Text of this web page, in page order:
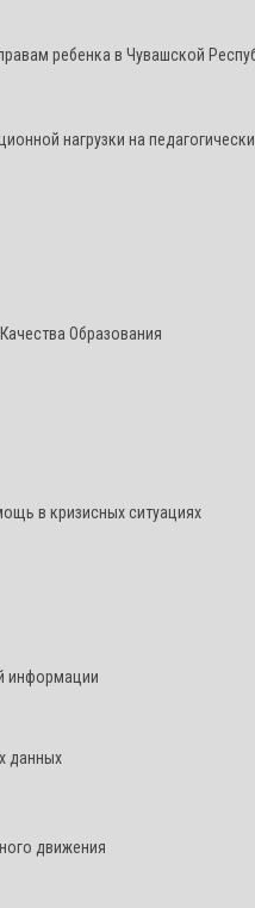
ребенка в Чувашской
нагрузки на
Образования
в кризисных ситуациях
информации
данных
движения